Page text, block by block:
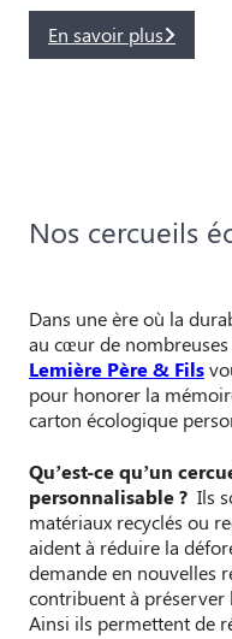
En savoir plus
Nos cercueils
Dans une ère où la
au cœur de nombreuses
Lemière Père & Fils
pour honorer la
carton écologique
Qu’est-ce qu’un
personnalisable ? Ils
matériaux recyclés ou
aident à réduire la
demande en nouvelles
contribuent à préserver
Ainsi ils permettent de